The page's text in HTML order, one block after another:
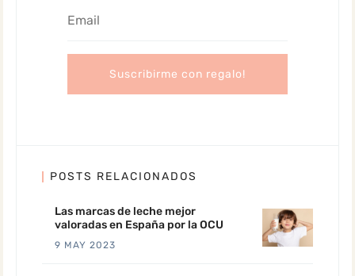
POSTS RELACIONADOS
Las marcas de leche mejor
valoradas en España por la OCU
9 MAY 2023